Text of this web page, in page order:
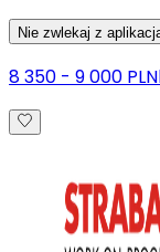
Nie zwlekaj z
8 350 - 9 000 PLN